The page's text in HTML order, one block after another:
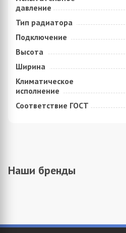
давление
Тип радиатора
Подключение
Высота
Ширина
Климатическое
исполнение
Соответствие ГОСТ
Наши бренды